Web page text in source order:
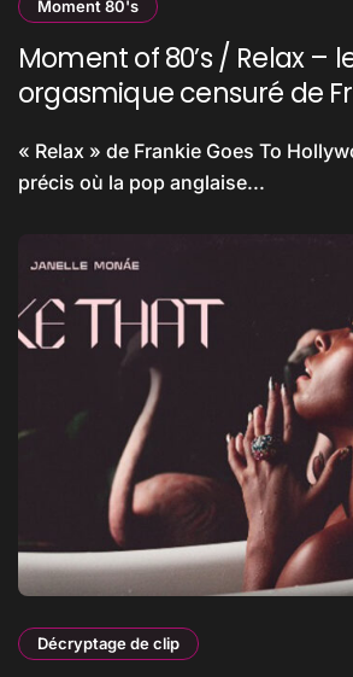
Moment 80's
Moment of 80’s / Relax –
orgasmique censuré de
« Relax » de Frankie Goes To
précis où la pop anglaise...
Décryptage de clip